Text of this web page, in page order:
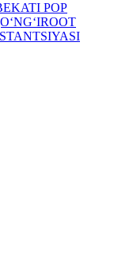
POP